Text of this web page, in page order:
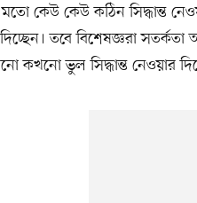
কেউ কেউ কঠিন সিদ্ধান্ত
তবে বিশেষজ্ঞরা
কখনো ভুল সিদ্ধান্ত নেওয়ার